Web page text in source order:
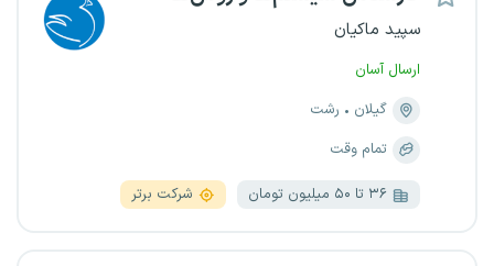
سپید ماکیان
ارسال آسان
گیلان
رشت
تمام وقت
۳۶ تا ۵۰ میلیون تومان شرکت برتر